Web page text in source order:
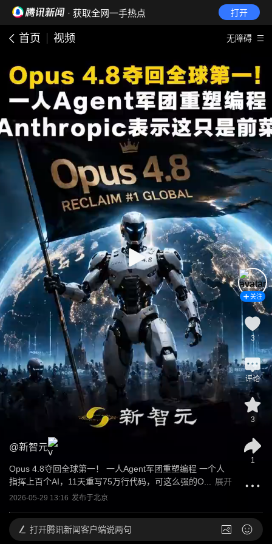
· 获取全网一手热点 打开
首页 视频 无障碍
@新智元
Opus 4.8夺回全球第一！ 一人Agent军团重塑编程 一个人
指挥上百个AI，11天重写75万行代码，可这么强的O...
展开
2026-05-29 13:16 发布于北京
关注
3
评论
3
1
打开腾讯新闻客户端说两句